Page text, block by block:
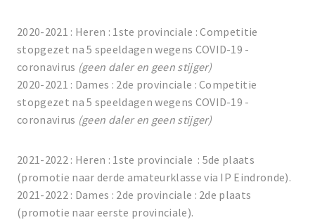
2020-2021 : Heren : 1ste provinciale : Competitie
stopgezet na 5 speeldagen wegens COVID-19 -
coronavirus (geen daler en geen stijger)
2020-2021 : Dames : 2de provinciale : Competitie
stopgezet na 5 speeldagen wegens COVID-19 -
coronavirus (geen daler en geen stijger)
2021-2022 : Heren : 1ste provinciale : 5de plaats
(promotie naar derde amateurklasse via IP Eindronde).
2021-2022 : Dames : 2de provinciale : 2de plaats
(promotie naar eerste provinciale).